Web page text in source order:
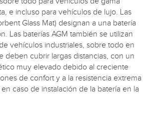
e incluso para vehículos de lujo. Las
Glass Mat) designan a una batería
Las baterías AGM también se utilizan
vehículos industriales, sobre todo en
deben cubrir largas distancias, con un
muy elevado debido al creciente
de confort y a la resistencia extrema
caso de instalación de la batería en la